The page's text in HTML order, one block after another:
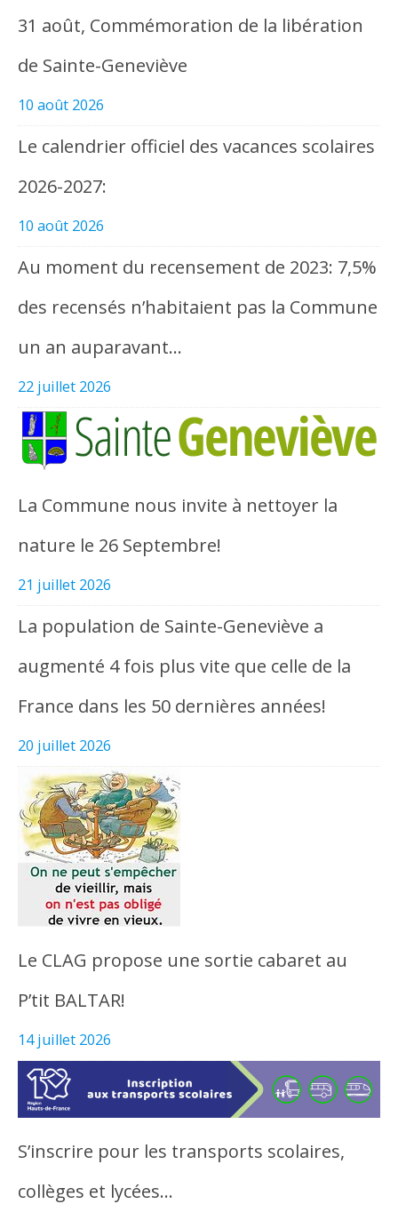
31 août, Commémoration de la libération
de Sainte-Geneviève
10 août 2026
Le calendrier officiel des vacances scolaires
2026-2027:
10 août 2026
Au moment du recensement de 2023: 7,5%
des recensés n’habitaient pas la Commune
un an auparavant…
22 juillet 2026
La Commune nous invite à nettoyer la
nature le 26 Septembre!
21 juillet 2026
La population de Sainte-Geneviève a
augmenté 4 fois plus vite que celle de la
France dans les 50 dernières années!
20 juillet 2026
Le CLAG propose une sortie cabaret au
P’tit BALTAR!
14 juillet 2026
S’inscrire pour les transports scolaires,
collèges et lycées…